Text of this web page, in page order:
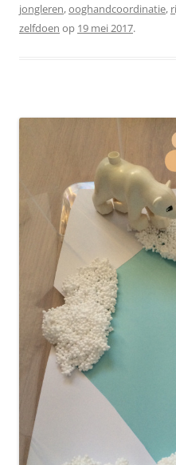
jongleren,ooghandcoordinatie,
zelfdoen op 19 mei 2017.